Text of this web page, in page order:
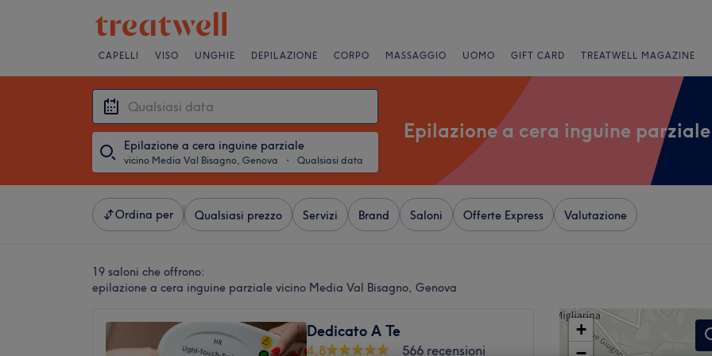
CAPELLI VISO UNGHIE DEPILAZIONE CORPO MASSAGGIO UOMO GIFT CARD TREATWELL MAGAZINE
Epilazione a cera inguine parziale
vicino Media Val Bisagno, Genova ・ Qualsiasi data
Epilazione a cera inguine parziale
Ordina per Qualsiasi prezzo Servizi Brand Saloni Offerte Express Valutazione
19 saloni che offrono:
epilazione a cera inguine parziale vicino Media Val Bisagno, Genova
Dedicato A Te
4,8
566 recensioni
+